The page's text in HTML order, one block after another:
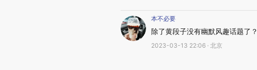
本不必要
除了黄段子没有幽默风趣话题了？
2023-03-13 22:06 · 北京